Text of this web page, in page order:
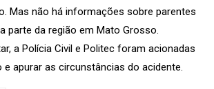
Mas não há informações sobre parentes
parte da região em Mato Grosso.
a Polícia Civil e Politec foram acionadas
e apurar as circunstâncias do acidente.